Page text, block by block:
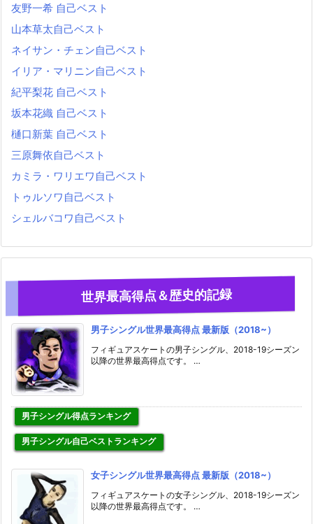
友野一希 自己ベスト
山本草太自己ベスト
ネイサン・チェン自己ベスト
イリア・マリニン自己ベスト
紀平梨花 自己ベスト
坂本花織 自己ベスト
樋口新葉 自己ベスト
三原舞依自己ベスト
カミラ・ワリエワ自己ベスト
トゥルソワ自己ベスト
シェルバコワ自己ベスト
世界最高得点＆歴史的記録
男子シングル世界最高得点 最新版（2018~）
フィギュアスケートの男子シングル、2018-19シーズン
以降の世界最高得点です。 …
男子シングル得点ランキング
男子シングル自己ベストランキング
女子シングル世界最高得点 最新版（2018~）
フィギュアスケートの女子シングル、2018-19シーズン
以降の世界最高得点です。 …